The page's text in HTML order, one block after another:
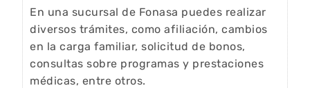
En una sucursal de Fonasa puedes realizar
diversos trámites, como afiliación, cambios
en la carga familiar, solicitud de bonos,
consultas sobre programas y prestaciones
médicas, entre otros.